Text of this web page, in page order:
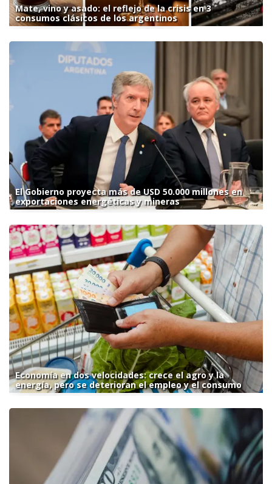
Mate, vino y asado: el reflejo de la crisis en 3
consumos clásicos de los argentinos
El Gobierno proyecta más de USD 50.000 millones en
exportaciones energéticas y mineras
Economía en dos velocidades: crece el agro y la
energía, pero se deterioran el empleo y el consumo